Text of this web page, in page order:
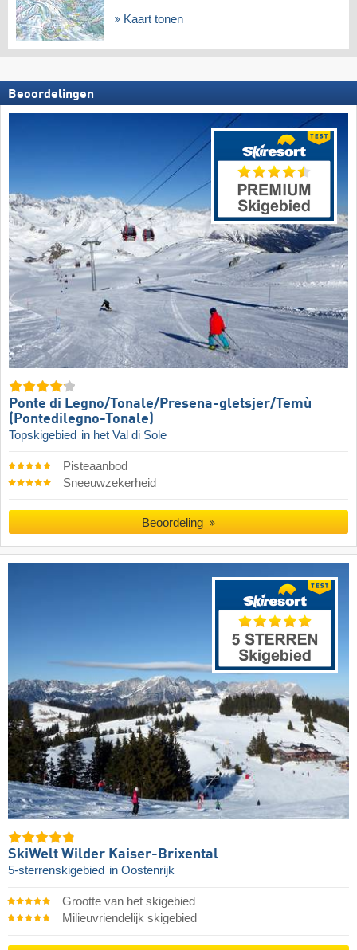
Kaart tonen
Beoordelingen
Ponte di Legno/​​Tonale/​​Presena-gletsjer/​​Temù
(Pontedilegno-Tonale)
Topskigebied in het Val di Sole
Pisteaanbod
Sneeuwzekerheid
Beoordeling
SkiWelt Wilder Kaiser-Brixental
5-sterrenskigebied in Oostenrijk
Grootte van het skigebied
Milieuvriendelijk skigebied